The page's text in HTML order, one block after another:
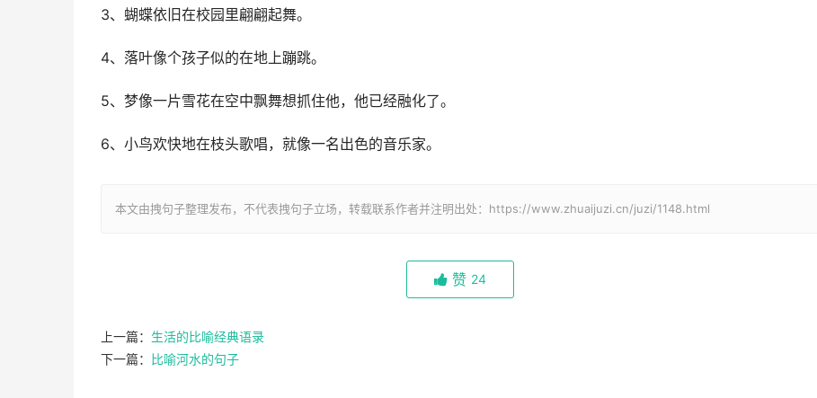
3、蝴蝶依旧在校园里翩翩起舞。
4、落叶像个孩子似的在地上蹦跳。
5、梦像一片雪花在空中飘舞想抓住他，他已经融化了。
6、小鸟欢快地在枝头歌唱，就像一名出色的音乐家。
本文由拽句子整理发布，不代表拽句子立场，转载联系作者并注明出处：https://www.zhuaijuzi.cn/juzi/1148.html
赞 24
上一篇： 生活的比喻经典语录
下一篇：
比喻河水的句子